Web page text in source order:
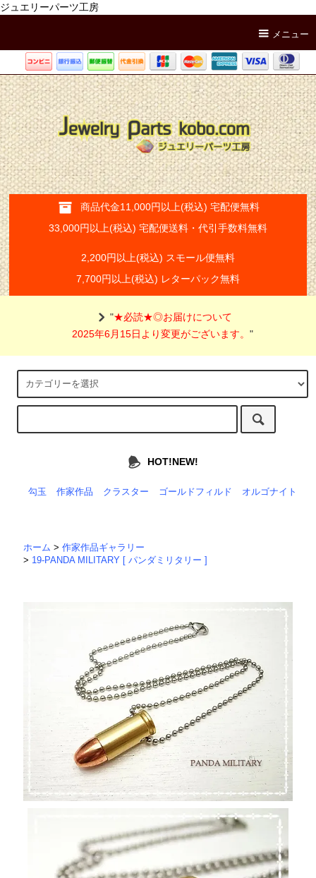
ジュエリーパーツ工房
メニュー
商品代金11,000円以上(税込) 宅配便無料
33,000円以上(税込) 宅配便送料・代引手数料無料
2,200円以上(税込) スモール便無料
7,700円以上(税込) レターパック無料
"★必読★◎お届けについて
2025年6月15日より変更がございます。"
HOT!NEW!
勾玉 作家作品 クラスター ゴールドフィルド オルゴナイト
ホーム >作家作品ギャラリー
> 19-PANDA MILITARY [ パンダミリタリー ]